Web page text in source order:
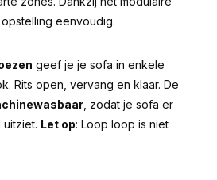
eenvoudig.
geef je je sofa in enkele
Rits open, vervang en klaar. De
, zodat je sofa er
Let op: Loop loop is niet